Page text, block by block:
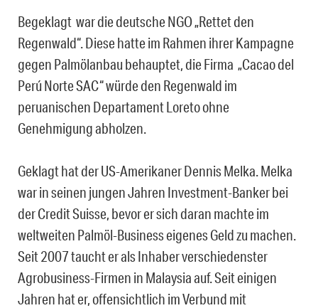
Begeklagt war die deutsche NGO „Rettet den
Regenwald“. Diese hatte im Rahmen ihrer Kampagne
gegen Palmölanbau behauptet, die Firma „Cacao del
Perú Norte SAC“ würde den Regenwald im
peruanischen Departament Loreto ohne
Genehmigung abholzen.
Geklagt hat der US-Amerikaner Dennis Melka. Melka
war in seinen jungen Jahren Investment-Banker bei
der Credit Suisse, bevor er sich daran machte im
weltweiten Palmöl-Business eigenes Geld zu machen.
Seit 2007 taucht er als Inhaber verschiedenster
Agrobusiness-Firmen in Malaysia auf. Seit einigen
Jahren hat er, offensichtlich im Verbund mit